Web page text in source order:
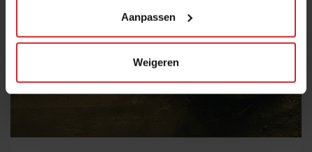
Aanpassen
Weigeren